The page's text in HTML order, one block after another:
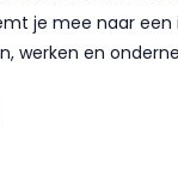
je mee naar een
werken en